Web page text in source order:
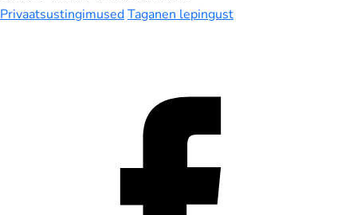
PrivaatsustingimusedTaganen lepingust